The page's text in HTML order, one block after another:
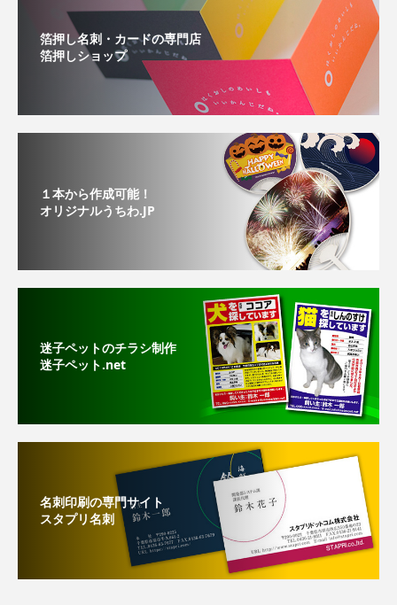
箔押し名刺・カードの専門店
箔押しショップ
１本から作成可能！
オリジナルうちわ.JP
迷子ペットのチラシ制作
迷子ペット.net
名刺印刷の専門サイト
スタプリ名刺